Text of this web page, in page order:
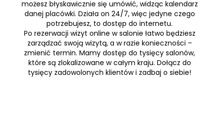
możesz błyskawicznie się umówić, widząc kalendarz
danej placówki. Działa on 24/7, więc jedyne czego
potrzebujesz, to dostęp do internetu.
Po rezerwacji wizyt online w salonie łatwo będziesz
zarządzać swoją wizytą, a w razie konieczności –
zmienić termin. Mamy dostęp do tysięcy salonów,
które są zlokalizowane w całym kraju. Dołącz do
tysięcy zadowolonych klientów i zadbaj o siebie!